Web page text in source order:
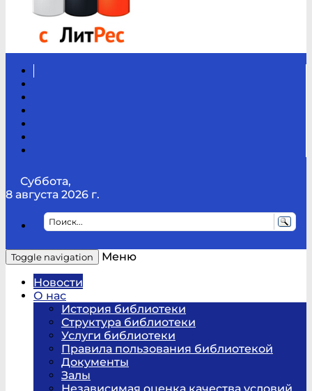
Суббота,
8 августа 2026 г.
Toggle navigation
Меню
Новости
О нас
История библиотеки
Структура библиотеки
Услуги библиотеки
Правила пользования библиотекой
Документы
Залы